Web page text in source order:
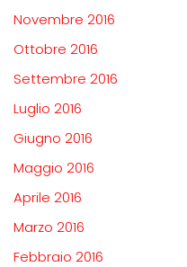
Novembre 2016
Ottobre 2016
Settembre 2016
Luglio 2016
Giugno 2016
Maggio 2016
Aprile 2016
Marzo 2016
Febbraio 2016